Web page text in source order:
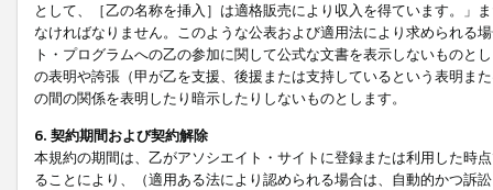
として、［乙の名称を挿入］は適格販売により収入を得ています。」
なければなりません。このような公表および適用法により求められる
ト・プログラムへの乙の参加に関して公式な文書を表示しないもの
の表明や誇張（甲が乙を支援、後援または支持しているという表明ま
の間の関係を表明したり暗示したりしないものとします。
6. 契約期間および契約解除
本規約の期間は、乙がアソシエイト・サイトに登録または利用した時
ることにより、（適用ある法により認められる場合は、自動的かつ訴